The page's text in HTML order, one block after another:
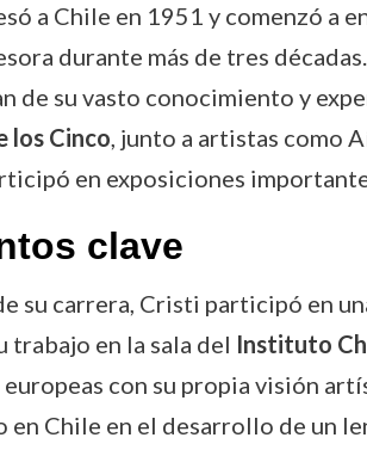
a Chile en 1951 y comenzó a
durante más de tres
de su vasto conocimiento y
los Cinco, junto a artistas como
en exposiciones
clave
su carrera, Cristi participó en
trabajo en la sala del Instituto
con su propia visión
en Chile en el desarrollo de un